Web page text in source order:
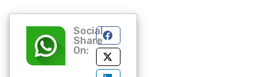
Social
Share
On: